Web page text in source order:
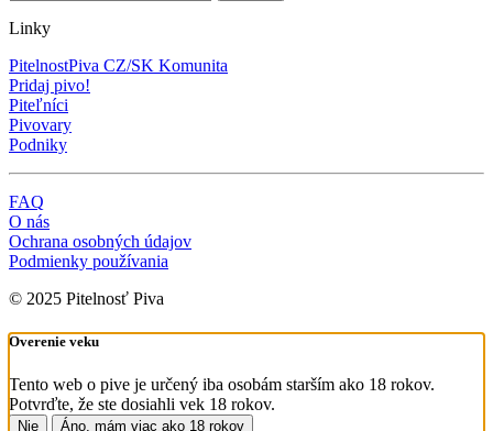
Linky
PitelnostPiva CZ/SK Komunita
Pridaj pivo!
Piteľníci
Pivovary
Podniky
FAQ
O nás
Ochrana osobných údajov
Podmienky používania
© 2025 Pitelnosť Piva
Overenie veku
Tento web o pive je určený iba osobám starším ako 18 rokov.
Potvrďte, že ste dosiahli vek 18 rokov.
Nie Áno, mám viac ako 18 rokov